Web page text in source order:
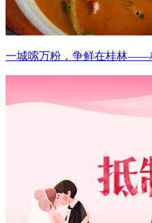
一城嗦万粉，争鲜在桂林——